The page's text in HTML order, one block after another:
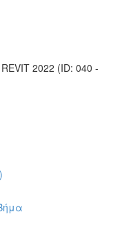
2022 (ID: 040 -